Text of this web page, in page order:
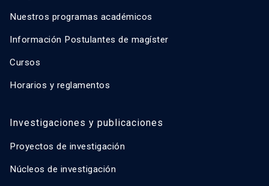
Nuestros programas académicos
Información Postulantes de magíster
Cursos
Horarios y reglamentos
Investigaciones y publicaciones
Proyectos de investigación
Núcleos de investigación